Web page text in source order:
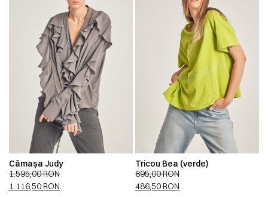
Cămașa Judy
1.595,00RON
1.116,50 RON
Tricou Bea (verde)
695,00RON
486,50 RON